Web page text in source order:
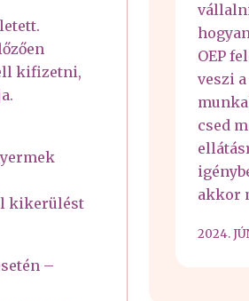
kifizetni,
kikerülést
–
OEP
veszi
csed
akkor
2024.